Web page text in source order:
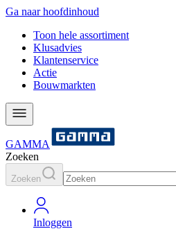
Ga naar hoofdinhoud
Toon hele assortiment
Klusadvies
Klantenservice
Actie
Bouwmarkten
GAMMA
Zoeken
Zoeken
Inloggen